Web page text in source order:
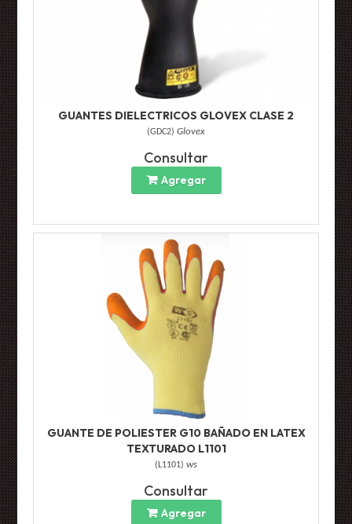
GUANTES DIELECTRICOS GLOVEX CLASE 2
(GDC2) Glovex
Consultar
Agregar
GUANTE DE POLIESTER G10 BAÑADO EN LATEX
TEXTURADO L1101
( L1101) ws
Consultar
Agregar